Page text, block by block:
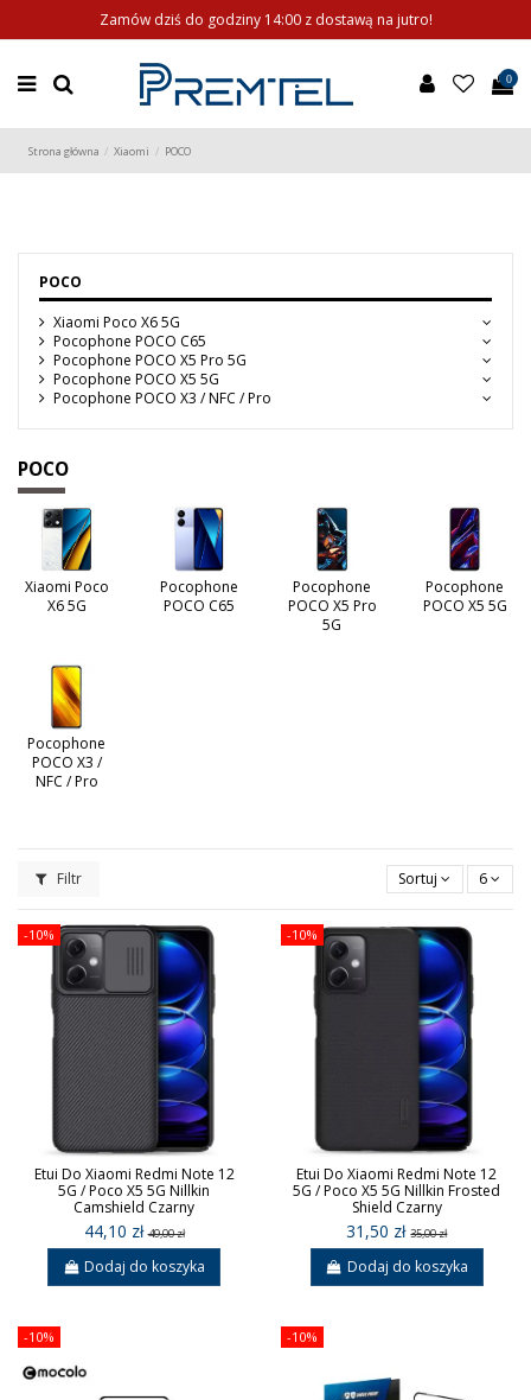
Zamów dziś do godziny 14:00 z dostawą na jutro!
0
Strona główna Xiaomi POCO
POCO
Xiaomi Poco X6 5G
Pocophone POCO C65
Pocophone POCO X5 Pro 5G
Pocophone POCO X5 5G
Pocophone POCO X3 / NFC / Pro
POCO
Xiaomi Poco
X6 5G
Pocophone
POCO C65
Pocophone
POCO X5 Pro
5G
Pocophone
POCO X5 5G
Pocophone
POCO X3 /
NFC / Pro
Filtr Sortuj 6
-10%
Etui Do Xiaomi Redmi Note 12
5G / Poco X5 5G Nillkin
Camshield Czarny
44,10 zł49,00 zł
Dodaj do koszyka
-10%
Etui Do Xiaomi Redmi Note 12
5G / Poco X5 5G Nillkin Frosted
Shield Czarny
31,50 zł35,00 zł
Dodaj do koszyka
-10% -10%